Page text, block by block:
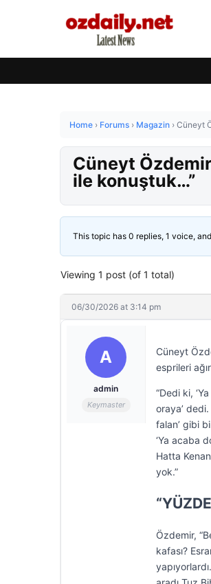
Home › Forums › Magazin › Cüneyt
Cüneyt
ile konuştuk…”
This topic has 0 replies, 1 voice,
Viewing 1 post (of 1 total)
06/30/2026 at 3:14 pm
A
admin
Keymaster
Cüneyt
esprileri
“Dedi ki,
oraya’
falan’ gibi
‘Ya acaba
Hatta
yok.”
Özdemir,
kafası?